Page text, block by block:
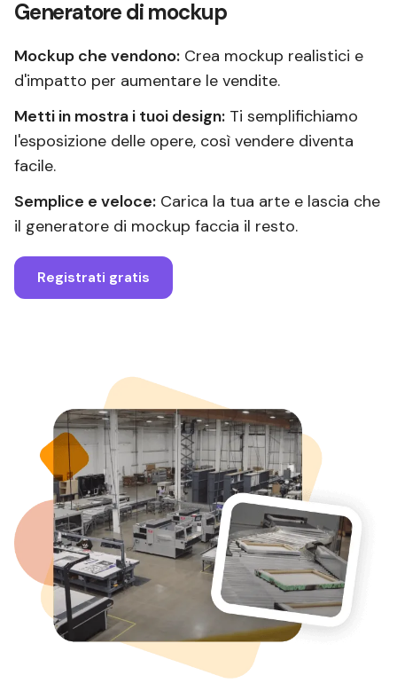
Generatore di mockup
Mockup che vendono: Crea mockup realistici e
d'impatto per aumentare le vendite.
Metti in mostra i tuoi design: Ti semplifichiamo
l'esposizione delle opere, così vendere diventa
facile.
Semplice e veloce: Carica la tua arte e lascia che
il generatore di mockup faccia il resto.
Registrati gratis